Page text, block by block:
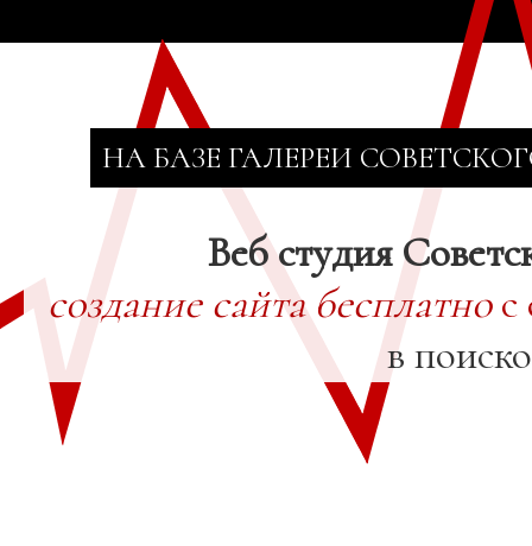
НА БАЗЕ ГАЛЕРЕИ
Веб студия
создание сайта бесплатнос
в